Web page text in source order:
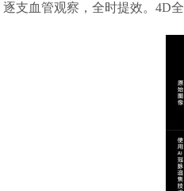
支血管观察，全时提效。4D